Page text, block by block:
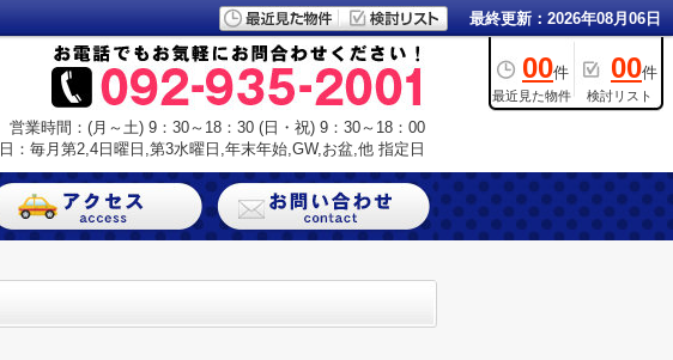
最終更新：2026年08月06日
00件
最近見た物件
00件
検討リスト
営業時間：(月～土) 9：30～18：30 (日・祝) 9：30～18：00
：毎月第2,4日曜日,第3水曜日,年末年始,GW,お盆,他 指定日